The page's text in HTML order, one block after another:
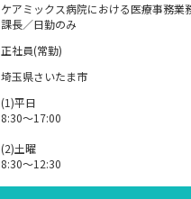
ケアミックス病院における医療事務業
課長／日勤のみ
正社員(常勤)
埼玉県さいたま市
(1)平日
8:30～17:00
(2)土曜
8:30～12:30